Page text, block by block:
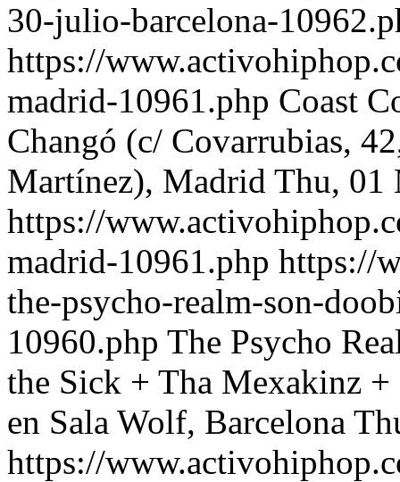
30-julio-barcelona-
https://
madrid-10961.php Coast
Changó (c/ Covarrubias,
Martínez), Madrid Thu, 01
https://
madrid-10961.php https://
the-psycho-realm-son-
10960.php The Psycho
the Sick + Tha Mexakinz
en Sala Wolf, Barcelona
https://